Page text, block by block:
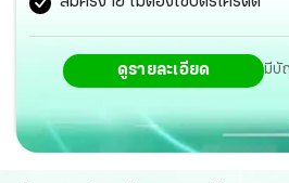
ดูรายละเอียด มีบั